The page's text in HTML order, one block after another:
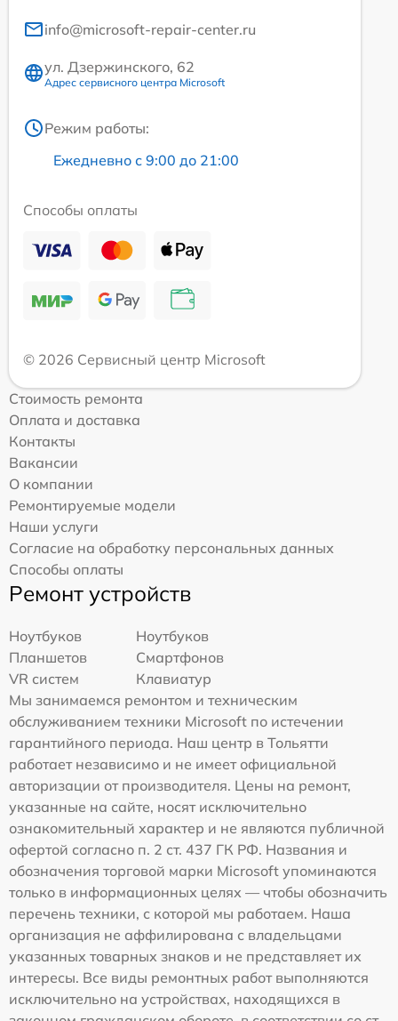
info@microsoft-repair-center.ru
ул. Дзержинского, 62
Адрес сервисного центра Microsoft
Режим работы:
Ежедневно с 9:00 до 21:00
Способы оплаты
© 2026 Сервисный центр Microsoft
Стоимость ремонта
Оплата и доставка
Контакты
Вакансии
О компании
Ремонтируемые модели
Наши услуги
Согласие на обработку персональных данных
Способы оплаты
Ремонт устройств
Ноутбуков
Ноутбуков
Планшетов
Смартфонов
VR систем
Клавиатур
Мы занимаемся ремонтом и техническим
обслуживанием техники Microsoft по истечении
гарантийного периода. Наш центр в Тольятти
работает независимо и не имеет официальной
авторизации от производителя. Цены на ремонт,
указанные на сайте, носят исключительно
ознакомительный характер и не являются публичной
офертой согласно п. 2 ст. 437 ГК РФ. Названия и
обозначения торговой марки Microsoft упоминаются
только в информационных целях — чтобы обозначить
перечень техники, с которой мы работаем. Наша
организация не аффилирована с владельцами
указанных товарных знаков и не представляет их
интересы. Все виды ремонтных работ выполняются
исключительно на устройствах, находящихся в